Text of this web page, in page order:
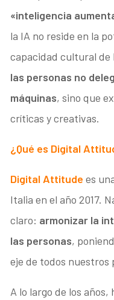
«inteligencia
la IA no reside en la
capacidad cultural de
las personas no
máquinas, sino que
críticas y creativas.
¿Qué es Digital
Digital Attitude es
Italia en el año 2017.
claro: armonizar la
las personas,
eje de todos nuestros
A lo largo de los